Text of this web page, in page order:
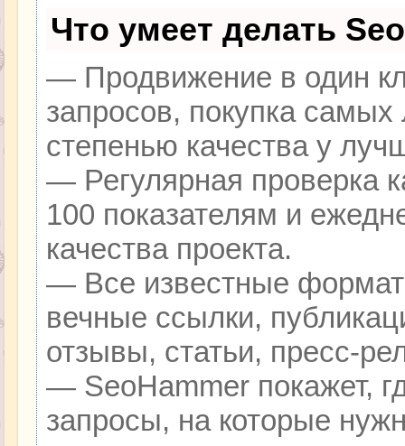
Что умеет делать
— Продвижение в один
запросов, покупка
степенью качества у
— Регулярная проверка
100 показателям и
качества проекта.
— Все известные
вечные ссылки,
отзывы, статьи, пресс-
— SeoHammer покажет,
запросы, на которые